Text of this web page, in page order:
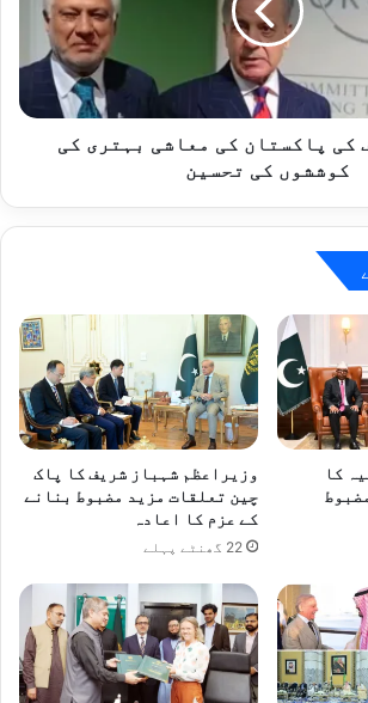
کی پاکستان کی معاشی بہتری کی
کوششوں کی تحسین
کا
وزیراعظم شہباز شریف کا پاک
چین تعلقات مزید مضبوط بنانے
کے عزم کا اعادہ
22 گھنٹے پہلے